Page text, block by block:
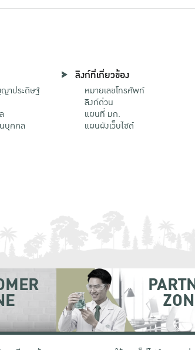
าประดิษฐ์
บุคคล
ลิงก์ที่เกี่ยวข้อง
หมายเลขโทรศัพท์
ลิงก์ด่วน
แผนที่ มก.
แผนผังเว็บไซต์